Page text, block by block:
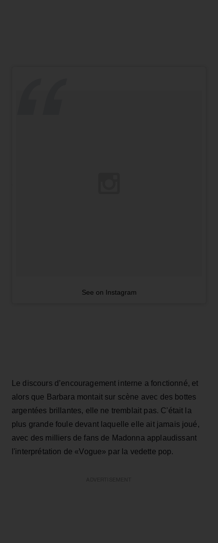
See on Instagram
Le discours d’encouragement interne a fonctionné, et
alors que Barbara montait sur scène avec des bottes
argentées brillantes, elle ne tremblait pas. C'était la
plus grande foule devant laquelle elle ait jamais joué,
avec des milliers de fans de Madonna applaudissant
l'interprétation de «Vogue» par la vedette pop.